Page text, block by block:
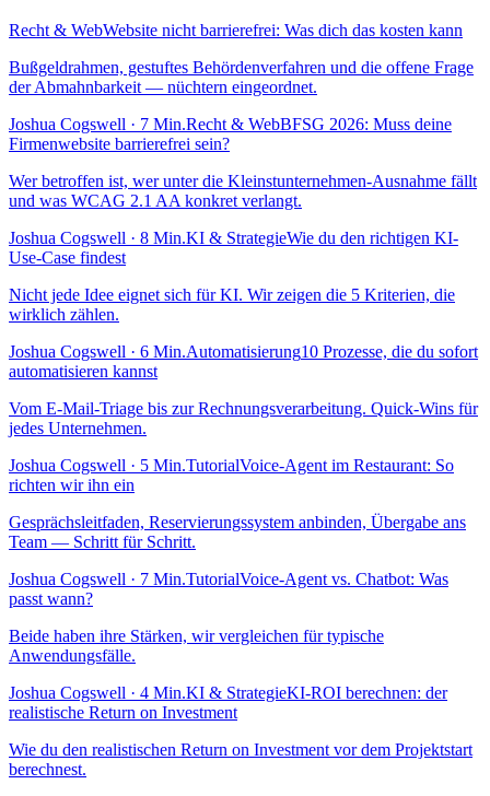
Recht & WebWebsite nicht barrierefrei: Was dich das kosten kann
Bußgeldrahmen, gestuftes Behördenverfahren und die offene Frage
der Abmahnbarkeit — nüchtern eingeordnet.
Joshua Cogswell · 7 Min.Recht & WebBFSG 2026: Muss deine
Firmenwebsite barrierefrei sein?
Wer betroffen ist, wer unter die Kleinstunternehmen-Ausnahme fällt
und was WCAG 2.1 AA konkret verlangt.
Joshua Cogswell · 8 Min.KI & StrategieWie du den richtigen KI-
Use-Case findest
Nicht jede Idee eignet sich für KI. Wir zeigen die 5 Kriterien, die
wirklich zählen.
Joshua Cogswell · 6 Min.Automatisierung10 Prozesse, die du sofort
automatisieren kannst
Vom E-Mail-Triage bis zur Rechnungsverarbeitung. Quick-Wins für
jedes Unternehmen.
Joshua Cogswell · 5 Min.TutorialVoice-Agent im Restaurant: So
richten wir ihn ein
Gesprächsleitfaden, Reservierungssystem anbinden, Übergabe ans
Team — Schritt für Schritt.
Joshua Cogswell · 7 Min.TutorialVoice-Agent vs. Chatbot: Was
passt wann?
Beide haben ihre Stärken, wir vergleichen für typische
Anwendungsfälle.
Joshua Cogswell · 4 Min.KI & StrategieKI-ROI berechnen: der
realistische Return on Investment
Wie du den realistischen Return on Investment vor dem Projektstart
berechnest.